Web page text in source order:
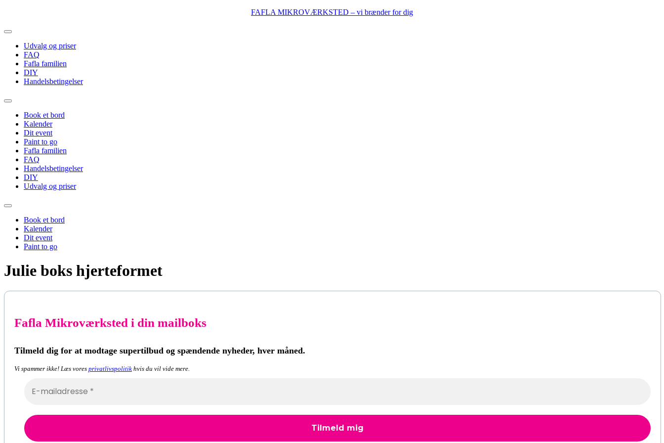
indhold
FAFLA MIKROVÆRKSTED – vi brænder for dig
Udvalg og priser
FAQ
Fafla familien
DIY
Handelsbetingelser
Book et bord
Kalender
Dit event
Paint to go
Fafla familien
FAQ
Handelsbetingelser
DIY
Udvalg og priser
Book et bord
Kalender
Dit event
Paint to go
Julie boks hjerteformet
Fafla Mikroværksted i din mailboks
Tilmeld dig for at modtage supertilbud og spændende nyheder, hver måned.
Vi spammer ikke! Læs vores privatlivspolitik hvis du vil vide mere.